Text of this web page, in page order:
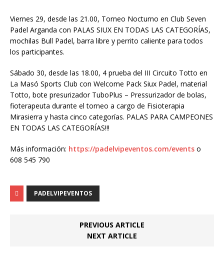
Viernes 29, desde las 21.00, Torneo Nocturno en Club Seven
Padel Arganda con PALAS SIUX EN TODAS LAS CATEGORÍAS,
mochilas Bull Padel, barra libre y perrito caliente para todos
los participantes.
Sábado 30, desde las 18.00, 4 prueba del III Circuito Totto en
La Masó Sports Club con Welcome Pack Siux Padel, material
Totto, bote presurizador TuboPlus – Pressurizador de bolas,
fioterapeuta durante el torneo a cargo de Fisioterapia
Mirasierra y hasta cinco categorías. PALAS PARA CAMPEONES
EN TODAS LAS CATEGORÍAS!!!
Más información: https://padelvipeventos.com/events o
608 545 790
PADELVIPEVENTOS
PREVIOUS ARTICLE
NEXT ARTICLE